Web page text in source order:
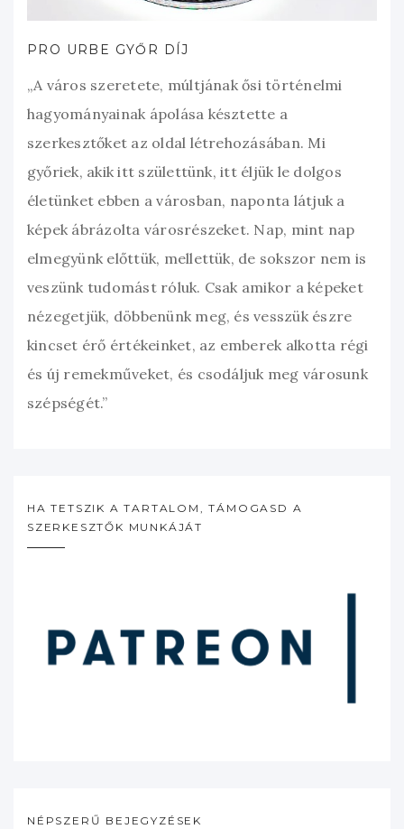
PRO URBE GYŐR DÍJ
„A város szeretete, múltjának ősi történelmi
hagyományainak ápolása késztette a
szerkesztőket az oldal létrehozásában. Mi
győriek, akik itt születtünk, itt éljük le dolgos
életünket ebben a városban, naponta látjuk a
képek ábrázolta városrészeket. Nap, mint nap
elmegyünk előttük, mellettük, de sokszor nem is
veszünk tudomást róluk. Csak amikor a képeket
nézegetjük, döbbenünk meg, és vesszük észre
kincset érő értékeinket, az emberek alkotta régi
és új remekműveket, és csodáljuk meg városunk
szépségét.”
HA TETSZIK A TARTALOM, TÁMOGASD A
SZERKESZTŐK MUNKÁJÁT
NÉPSZERŰ BEJEGYZÉSEK